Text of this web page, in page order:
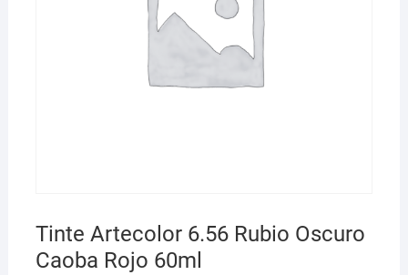
Tinte Artecolor 6.56 Rubio Oscuro
Caoba Rojo 60ml